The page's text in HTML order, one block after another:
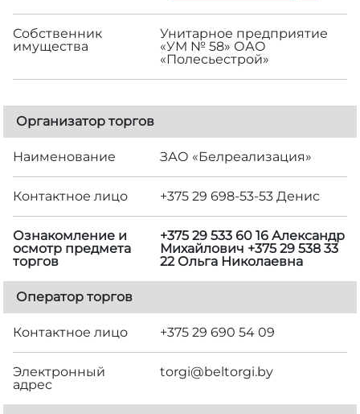
Собственник
имущества
Унитарное предприятие
«УМ № 58» ОАО
«Полесьестрой»
Организатор торгов
Наименование ЗАО «Белреализация»
Контактное лицо +375 29 698-53-53 Денис
Ознакомление и
осмотр предмета
торгов
+375 29 533 60 16 Александр
Михайлович +375 29 538 33
22 Ольга Николаевна
Оператор торгов
Контактное лицо +375 29 690 54 09
Электронный
адрес
torgi@beltorgi.by